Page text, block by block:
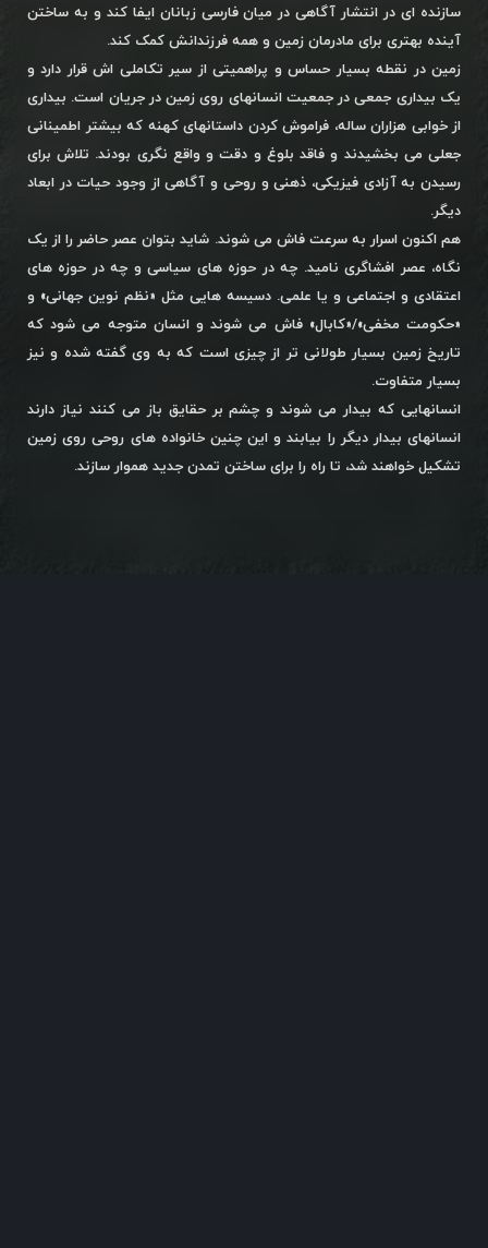
سازنده ای در انتشار آگاهی در میان فارسی زبانان ایفا کند و به ساختن
آینده بهتری برای مادرمان زمین و همه فرزندانش کمک کند.
زمین در نقطه بسیار حساس و پراهمیتی از سیر تکاملی اش قرار دارد و
یک بیداری جمعی در جمعیت انسانهای روی زمین در جریان است. بیداری
از خوابی هزاران ساله، فراموش کردن داستانهای کهنه که بیشتر اطمینانی
جعلی می بخشیدند و فاقد بلوغ و دقت و واقع نگری بودند. تلاش برای
رسیدن به آزادی فیزیکی، ذهنی و روحی و آگاهی از وجود حیات در ابعاد
دیگر.
هم اکنون اسرار به سرعت فاش می شوند. شاید بتوان عصر حاضر را از یک
نگاه، عصر افشاگری نامید. چه در حوزه های سیاسی و چه در حوزه های
اعتقادی و اجتماعی و یا علمی. دسیسه هایی مثل «نظم نوین جهانی» و
«حکومت مخفی»/«کابال» فاش می شوند و انسان متوجه می شود که
تاریخ زمین بسیار طولانی تر از چیزی است که به وی گفته شده و نیز
بسیار متفاوت.
انسانهایی که بیدار می شوند و چشم بر حقایق باز می کنند نیاز دارند
انسانهای بیدار دیگر را بیابند و این چنین خانواده های روحی روی زمین
تشکیل خواهند شد، تا راه را برای ساختن تمدن جدید هموار سازند.